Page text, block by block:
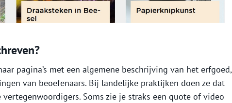
pagina’s met een algemene beschrijving van het erfgoed,
van beoefenaars. Bij landelijke praktijken doen ze dat
vertegenwoordigers. Soms zie je straks een quote of video